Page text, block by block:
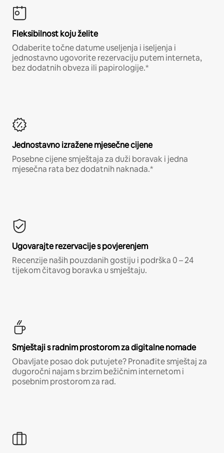
Fleksibilnost koju želite
Odaberite točne datume useljenja i iseljenja i
jednostavno ugovorite rezervaciju putem interneta,
bez dodatnih obveza ili papirologije.*
Jednostavno izražene mjesečne cijene
Posebne cijene smještaja za duži boravak i jedna
mjesečna rata bez dodatnih naknada.*
Ugovarajte rezervacije s povjerenjem
Recenzije naših pouzdanih gostiju i podrška 0 – 24
tijekom čitavog boravka u smještaju.
Smještaji s radnim prostorom za digitalne nomade
Obavljate posao dok putujete? Pronađite smještaj za
dugoročni najam s brzim bežičnim internetom i
posebnim prostorom za rad.